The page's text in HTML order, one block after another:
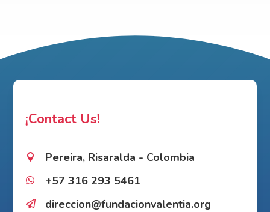
¡Contact Us!
 Pereira, Risaralda - Colombia
 +57 316 293 5461
 direccion@fundacionvalentia.org